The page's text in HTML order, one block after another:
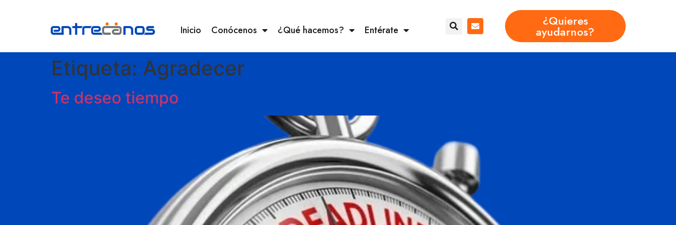
Inicio Conócenos ¿Qué hacemos? Entérate
¿Quieres
ayudarnos?
Etiqueta: Agradecer
Te deseo tiempo